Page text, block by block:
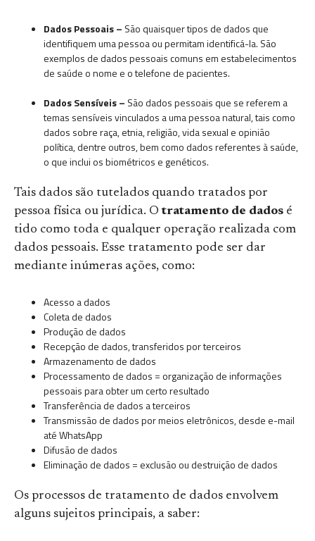
Dados Pessoais – São quaisquer tipos de dados que
identifiquem uma pessoa ou permitam identificá-la. São
exemplos de dados pessoais comuns em estabelecimentos
de saúde o nome e o telefone de pacientes.
Dados Sensíveis – São dados pessoais que se referem a
temas sensíveis vinculados a uma pessoa natural, tais como
dados sobre raça, etnia, religião, vida sexual e opinião
política, dentre outros, bem como dados referentes à saúde,
o que inclui os biométricos e genéticos.
Tais dados são tutelados quando tratados por
pessoa física ou jurídica. Otratamento de dados é
tido como toda e qualquer operação realizada com
dados pessoais. Esse tratamento pode ser dar
mediante inúmeras ações, como:
Acesso a dados
Coleta de dados
Produção de dados
Recepção de dados, transferidos por terceiros
Armazenamento de dados
Processamento de dados = organização de informações
pessoais para obter um certo resultado
Transferência de dados a terceiros
Transmissão de dados por meios eletrônicos, desde e-mail
até WhatsApp
Difusão de dados
Eliminação de dados = exclusão ou destruição de dados
Os processos de tratamento de dados envolvem
alguns sujeitos principais, a saber: